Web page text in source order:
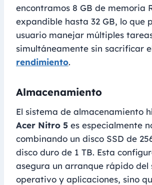
encontramos 8 GB de memoria
expandible hasta 32 GB, lo que
usuario manejar múltiples
simultáneamente sin sacrificar
rendimiento.
Almacenamiento
El sistema de almacenamiento
Acer Nitro 5 es especialmente
combinando un disco SSD de
disco duro de 1 TB. Esta
asegura un arranque rápido del
operativo y aplicaciones, sino